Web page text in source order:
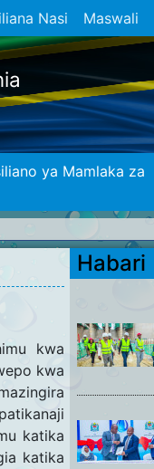
Nasi Maswali
ya Mamlaka za
Habari
kwa
kwa
katika
katika